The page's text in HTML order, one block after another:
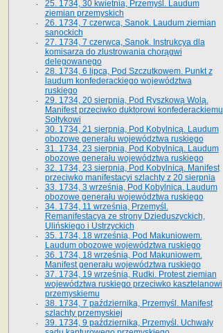
25. 1734, 30 kwietnia, Przemyśl. Laudum
ziemian przemyskich
26. 1734, 7 czerwca, Sanok. Laudum ziemian
sanockich
27. 1734, 7 czerwca, Sanok. Instrukcya dla
komisarza do zlustrowania chorągwi
delegowanego
28. 1734, 6 lipca, Pod Szczutkowem. Punkt z
laudum konfederackiego województwa
ruskiego
29. 1734, 20 sierpnia, Pod Ryszkową Wolą.
Manifest przeciwko duktorowi konfederackiemu
Sołtykowi
30. 1734, 21 sierpnia, Pod Kobylnicą. Laudum
obozowe generału województwa ruskiego
31. 1734, 23 sierpnia, Pod Kobylnicą. Laudum
obozowe generału województwa ruskiego
32. 1734, 23 sierpnia, Pod Kobylnicą. Manifest
przeciwko manifestacyi szlachty z 20 sierpnia
33. 1734, 3 września, Pod Kobylnicą. Laudum
obozowe generału województwa ruskiego
34. 1734, 11 września, Przemyśl.
Remanifestacya ze strony Dzieduszyckich,
Ulińskiego i Ustrzyckich
35. 1734, 18 września, Pod Makuniowem.
Laudum obozowe województwa ruskiego
36. 1734, 18 września, Pod Makuniowem.
Manifest generału województwa ruskiego
37. 1734, 19 września, Rudki. Protest ziemian
województwa ruskiego przeciwko kasztelanowi
przemyskiemu
38. 1734, 7 października, Przemyśl. Manifest
szlachty przemyskiej
39. 1734, 9 października, Przemyśl. Uchwały